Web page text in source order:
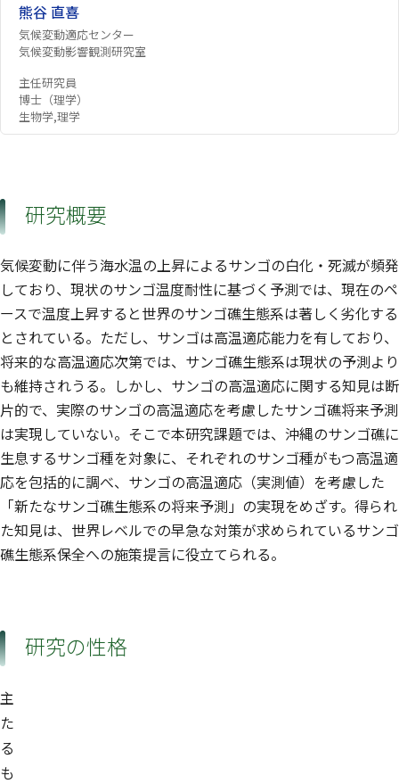
熊谷 直喜
気候変動適応センター
気候変動影響観測研究室
主任研究員
博士（理学）
生物学,理学
研究概要
気候変動に伴う海水温の上昇によるサンゴの白化・死滅が頻発
しており、現状のサンゴ温度耐性に基づく予測では、現在のペ
ースで温度上昇すると世界のサンゴ礁生態系は著しく劣化する
とされている。ただし、サンゴは高温適応能力を有しており、
将来的な高温適応次第では、サンゴ礁生態系は現状の予測より
も維持されうる。しかし、サンゴの高温適応に関する知見は断
片的で、実際のサンゴの高温適応を考慮したサンゴ礁将来予測
は実現していない。そこで本研究課題では、沖縄のサンゴ礁に
生息するサンゴ種を対象に、それぞれのサンゴ種がもつ高温適
応を包括的に調べ、サンゴの高温適応（実測値）を考慮した
「新たなサンゴ礁生態系の将来予測」の実現をめざす。得られ
た知見は、世界レベルでの早急な対策が求められているサンゴ
礁生態系保全への施策提言に役立てられる。
研究の性格
主
た
る
も